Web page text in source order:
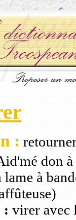
:
don
lame à
: virer avec